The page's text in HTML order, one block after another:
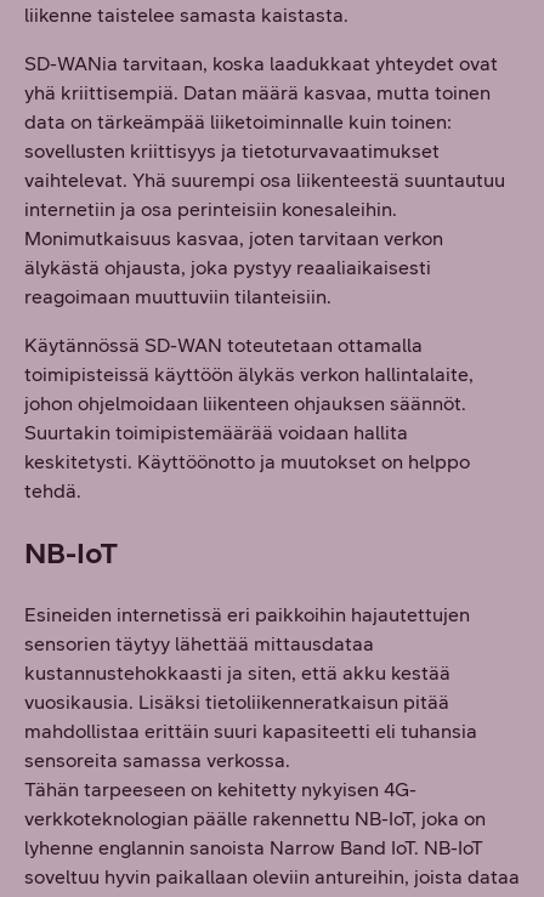
liikenne taistelee samasta kaistasta.
SD-WANia tarvitaan, koska laadukkaat yhteydet ovat
yhä kriittisempiä. Datan määrä kasvaa, mutta toinen
data on tärkeämpää liiketoiminnalle kuin toinen:
sovellusten kriittisyys ja tietoturvavaatimukset
vaihtelevat. Yhä suurempi osa liikenteestä suuntautuu
internetiin ja osa perinteisiin konesaleihin.
Monimutkaisuus kasvaa, joten tarvitaan verkon
älykästä ohjausta, joka pystyy reaaliaikaisesti
reagoimaan muuttuviin tilanteisiin.
Käytännössä SD-WAN toteutetaan ottamalla
toimipisteissä käyttöön älykäs verkon hallintalaite,
johon ohjelmoidaan liikenteen ohjauksen säännöt.
Suurtakin toimipistemäärää voidaan hallita
keskitetysti. Käyttöönotto ja muutokset on helppo
tehdä.
NB-IoT
Esineiden internetissä eri paikkoihin hajautettujen
sensorien täytyy lähettää mittausdataa
kustannustehokkaasti ja siten, että akku kestää
vuosikausia. Lisäksi tietoliikenneratkaisun pitää
mahdollistaa erittäin suuri kapasiteetti eli tuhansia
sensoreita samassa verkossa.
Tähän tarpeeseen on kehitetty nykyisen 4G-
verkkoteknologian päälle rakennettu NB-IoT, joka on
lyhenne englannin sanoista Narrow Band IoT. NB-IoT
soveltuu hyvin paikallaan oleviin antureihin, joista dataa